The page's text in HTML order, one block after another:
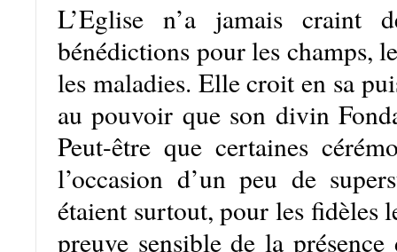
L’Eglise n’a jamais craint
bénédictions pour les champs,
les maladies. Elle croit en sa
au pouvoir que son divin
Peut-être que certaines
l’occasion d’un peu de
étaient surtout, pour les fidèles
preuve sensible de la